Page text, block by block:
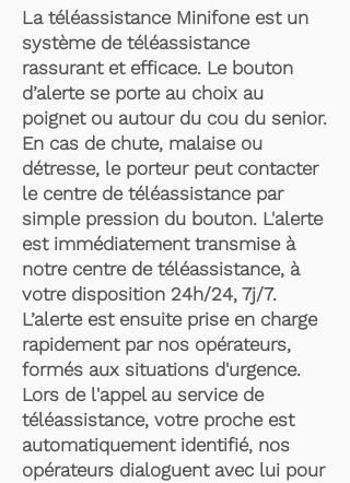
La téléassistance Minifone est un
système de téléassistance
rassurant et efficace. Le bouton
d’alerte se porte au choix au
poignet ou autour du cou du senior.
En cas de chute, malaise ou
détresse, le porteur peut contacter
le centre de téléassistance par
simple pression du bouton. L'alerte
est immédiatement transmise à
notre centre de téléassistance, à
votre disposition 24h/24, 7j/7.
L’alerte est ensuite prise en charge
rapidement par nos opérateurs,
formés aux situations d'urgence.
Lors de l'appel au service de
téléassistance, votre proche est
automatiquement identifié, nos
opérateurs dialoguent avec lui pour